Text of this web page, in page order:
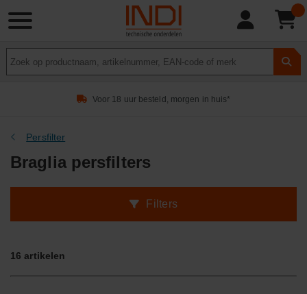
Voor 18 uur besteld, morgen in huis*
Persfilter
Braglia persfilters
Filters
16 artikelen